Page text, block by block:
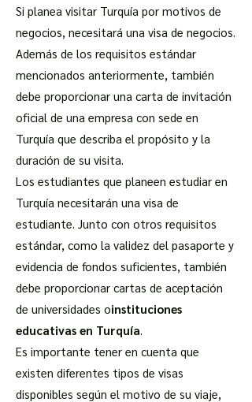
Si planea visitar Turquía por motivos de
negocios, necesitará una visa de negocios.
Además de los requisitos estándar
mencionados anteriormente, también
debe proporcionar una carta de invitación
oficial de una empresa con sede en
Turquía que describa el propósito y la
duración de su visita.
Los estudiantes que planeen estudiar en
Turquía necesitarán una visa de
estudiante. Junto con otros requisitos
estándar, como la validez del pasaporte y
evidencia de fondos suficientes, también
debe proporcionar cartas de aceptación
de universidades oinstituciones
educativas en Turquía.
Es importante tener en cuenta que
existen diferentes tipos de visas
disponibles según el motivo de su viaje,